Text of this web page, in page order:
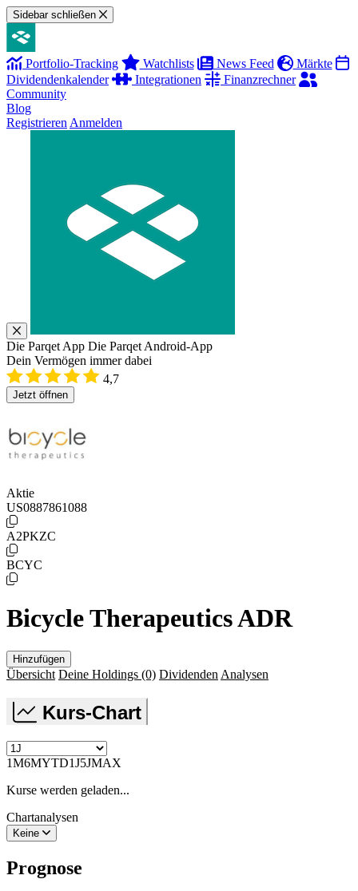
Sidebar schließen
Portfolio-Tracking Watchlists News Feed
Märkte
Dividendenkalender
Integrationen
Finanzrechner
Community
Blog
Registrieren Anmelden
Die Parqet App Die Parqet Android-App
Dein Vermögen immer dabei
4,7
Jetzt öffnen
Aktie
US0887861088
A2PKZC
BCYC
Bicycle Therapeutics ADR
Hinzufügen
Übersicht Deine Holdings (0) Dividenden Analysen
Kurs-Chart
1M6MYTD1J5JMAX
Kurse werden geladen...
Chartanalysen
Keine
Prognose